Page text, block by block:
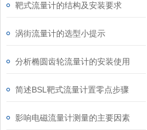
靶式流量计的结构及安装要求
涡街流量计的选型小提示
分析椭圆齿轮流量计的安装使用
简述BSL靶式流量计置零点步骤
影响电磁流量计测量的主要因素